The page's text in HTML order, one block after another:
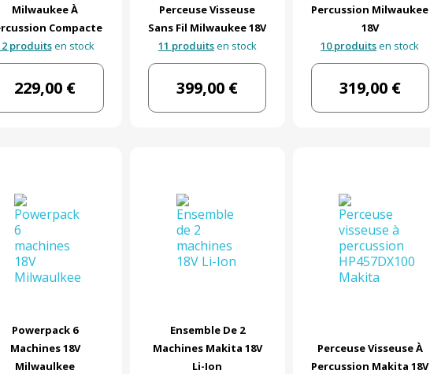
Milwaukee À
Compacte
produitsen stock
229,00 €
Perceuse Visseuse
Sans Fil Milwaukee 18V
11 produitsen stock
399,00 €
Percussion Milwaukee
18V
10 produitsen stock
319,00 €
Powerpack 6
Machines 18V
Milwaulkee
Ensemble De 2
Machines Makita 18V
Li-Ion
Perceuse Visseuse À
Percussion Makita 18V